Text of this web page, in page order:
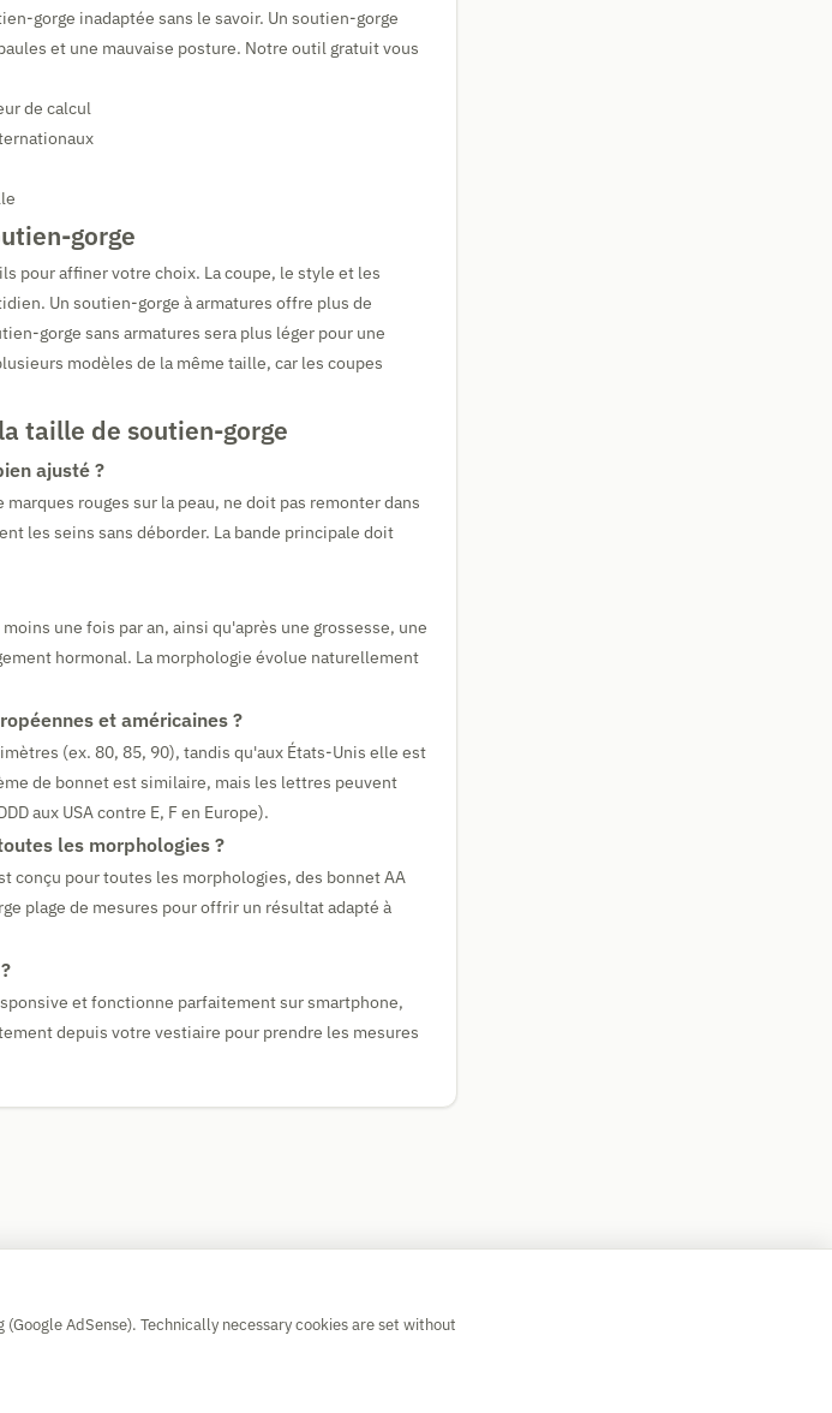
gorge inadaptée sans le savoir. Un soutien-gorge
et une mauvaise posture. Notre outil gratuit vous
de calcul
gorge
pour affiner votre choix. La coupe, le style et les
Un soutien-gorge à armatures offre plus de
gorge sans armatures sera plus léger pour une
modèles de la même taille, car les coupes
taille de soutien-gorge
ajusté ?
rouges sur la peau, ne doit pas remonter dans
les seins sans déborder. La bande principale doit
une fois par an, ainsi qu'après une grossesse, une
hormonal. La morphologie évolue naturellement
et américaines ?
(ex. 80, 85, 90), tandis qu'aux États-Unis elle est
de bonnet est similaire, mais les lettres peuvent
aux USA contre E, F en Europe).
les morphologies ?
conçu pour toutes les morphologies, des bonnet AA
plage de mesures pour offrir un résultat adapté à
et fonctionne parfaitement sur smartphone,
depuis votre vestiaire pour prendre les mesures
| Terms |
🍪 Cookies
AdSense). Technically necessary cookies are set without